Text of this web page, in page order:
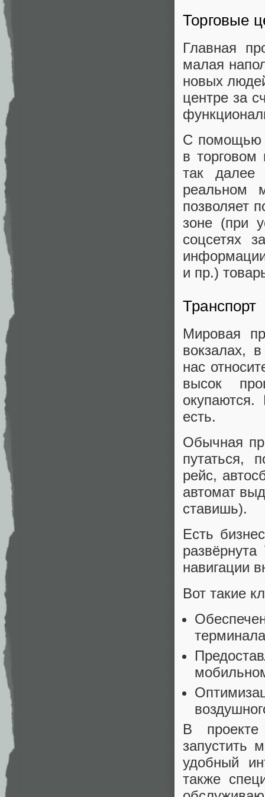
Торговые
Главная
малая
новых
центре за
С помощью
в торговом
так
реальном
позволяет
зоне (при
соцсетях
и пр.)
Транспорт
Мировая
вокзалах,
нас
высок
есть.
Обычная
путаться,
рейс,
автомат
ставишь).
Есть
навигации
Вот такие
В проекте
запустить
удобный
также